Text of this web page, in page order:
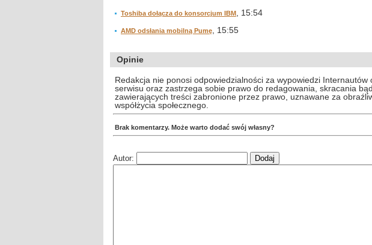
Toshiba dołącza do konsorcjum IBM , 15:54
AMD odsłania mobilną Pumę , 15:55
Opinie
Redakcja nie ponosi odpowiedzialności za wypowiedzi Internautów
serwisu oraz zastrzega sobie prawo do redagowania, skracania
zawierających treści zabronione przez prawo, uznawane za
współżycia społecznego.
Brak komentarzy. Może warto dodać swój własny?
Autor: